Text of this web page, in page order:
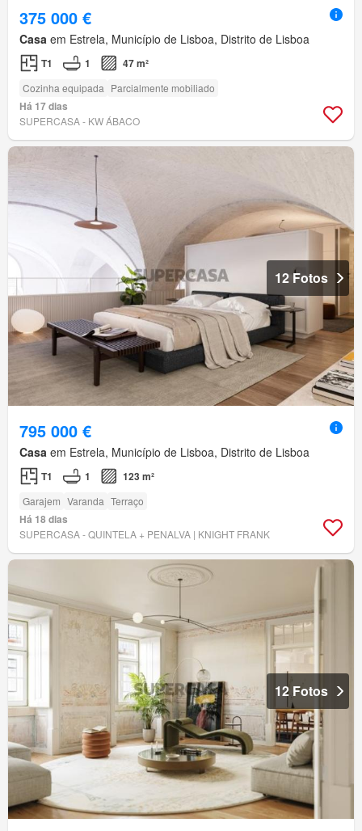
375 000 €
Casa em Estrela, Município de Lisboa, Distrito de Lisboa
T1 1 47 m²
Cozinha equipada Parcialmente mobiliado
Há 17 dias
SUPERCASA - KW ÁBACO
12 Fotos
795 000 €
Casa em Estrela, Município de Lisboa, Distrito de Lisboa
T1 1 123 m²
Garajem Varanda Terraço
Há 18 dias
SUPERCASA - QUINTELA + PENALVA | KNIGHT FRANK
12 Fotos